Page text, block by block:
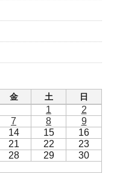
金 土 日
1
2
7 8
9
14 15
16
21 22
23
28 29
30